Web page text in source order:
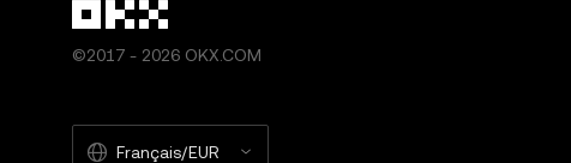
©2017 - 2026 OKX.COM
Français/EUR